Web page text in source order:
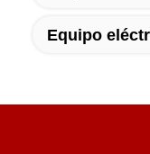
Equipo